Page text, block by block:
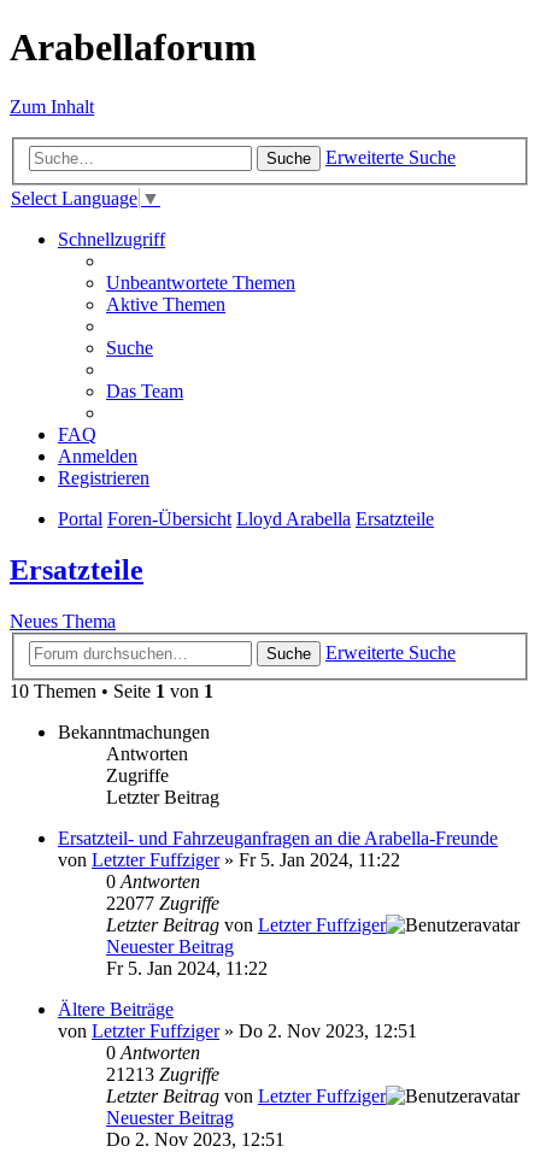
Arabellaforum
Zum Inhalt
Suche
Erweiterte Suche
Select Language ▼
Schnellzugriff
Unbeantwortete Themen
Aktive Themen
Suche
Das Team
FAQ
Anmelden
Registrieren
Portal Foren-Übersicht Lloyd Arabella Ersatzteile
Ersatzteile
Neues Thema
Suche
Erweiterte Suche
10 Themen • Seite 1 von 1
Bekanntmachungen
Antworten
Zugriffe
Letzter Beitrag
Ersatzteil- und Fahrzeuganfragen an die Arabella-Freunde
von Letzter Fuffziger» Fr 5. Jan 2024, 11:22
0 Antworten
22077 Zugriffe
Letzter Beitrag von Letzter Fuffziger
Neuester Beitrag
Fr 5. Jan 2024, 11:22
Ältere Beiträge
von Letzter Fuffziger» Do 2. Nov 2023, 12:51
0 Antworten
21213 Zugriffe
Letzter Beitrag von Letzter Fuffziger
Neuester Beitrag
Do 2. Nov 2023, 12:51